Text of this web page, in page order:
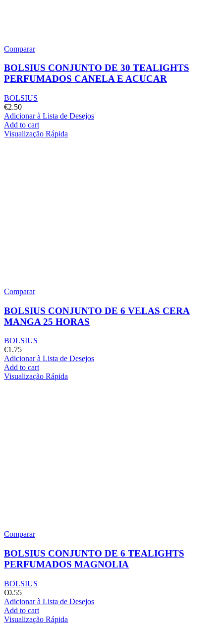
Comparar
BOLSIUS CONJUNTO DE 30 TEALIGHTS
PERFUMADOS CANELA E ACUCAR
BOLSIUS
€2.50
Adicionar à Lista de Desejos
Add to cart
Visualização Rápida
Comparar
BOLSIUS CONJUNTO DE 6 VELAS CERA
MANGA 25 HORAS
BOLSIUS
€1.75
Adicionar à Lista de Desejos
Add to cart
Visualização Rápida
Comparar
BOLSIUS CONJUNTO DE 6 TEALIGHTS
PERFUMADOS MAGNOLIA
BOLSIUS
€0.55
Adicionar à Lista de Desejos
Add to cart
Visualização Rápida